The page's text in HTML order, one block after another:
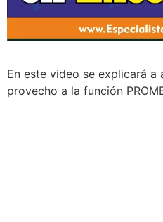
En este video se explicará
provecho a la función